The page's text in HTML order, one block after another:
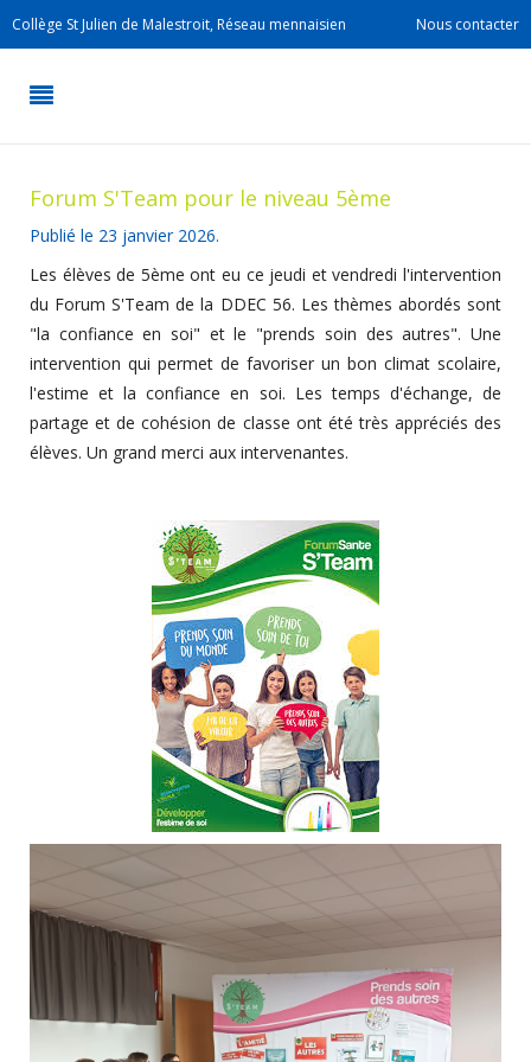
Collège St Julien de Malestroit, Réseau mennaisien Nous contacter
Forum S'Team pour le niveau 5ème
Publié le 23 janvier 2026.
Les élèves de 5ème ont eu ce jeudi et vendredi l'intervention
du Forum S'Team de la DDEC 56. Les thèmes abordés sont
"la confiance en soi" et le "prends soin des autres". Une
intervention qui permet de favoriser un bon climat scolaire,
l'estime et la confiance en soi. Les temps d'échange, de
partage et de cohésion de classe ont été très appréciés des
élèves. Un grand merci aux intervenantes.